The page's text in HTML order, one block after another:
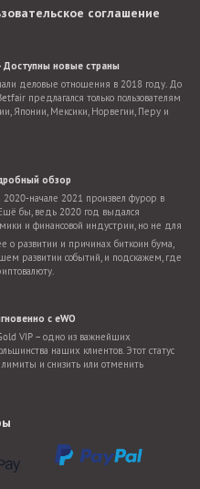
соглашение
новые страны
деловые отношения в 2018 году. До
предлагался только пользователям
Японии, Мексики, Норвегии, Перу и
гораздо больше стран.
обзор
2020-начале 2021 произвел фурор в
бы, ведь 2020 год выдался
и финансовой индустрии, но не для
настал поистине звездный час.
о развитии и причинах биткоин бума,
развитии событий, и подскажем, где
с eWO
VIP – одно из важнейших
наших клиентов. Этот статус
лимиты и снизить или отменить
этот краткий обзор, чтобы вы